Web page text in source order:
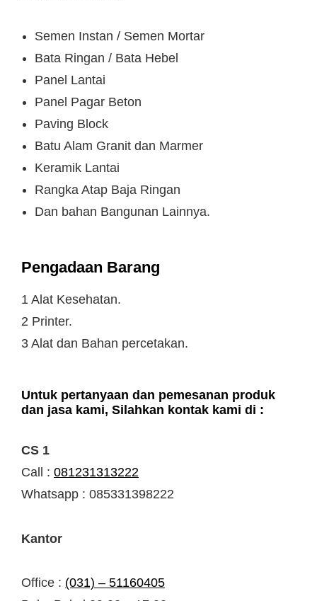
Semen Instan / Semen Mortar
Bata Ringan / Bata Hebel
Panel Lantai
Panel Pagar Beton
Paving Block
Batu Alam Granit dan Marmer
Keramik Lantai
Rangka Atap Baja Ringan
Dan bahan Bangunan Lainnya.
Pengadaan Barang
1 Alat Kesehatan.
2 Printer.
3 Alat dan Bahan percetakan.
Untuk pertanyaan dan pemesanan produk
dan jasa kami, Silahkan kontak kami di :
CS 1
Call : 081231313222
Whatsapp : 085331398222
Kantor
Office : (031) – 51160405